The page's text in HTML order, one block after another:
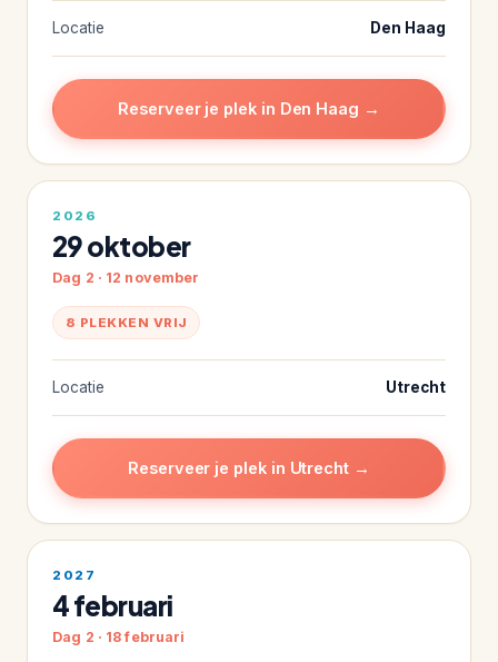
Locatie Den Haag
Reserveer je plek in Den Haag →
2026
29 oktober
Dag 2 · 12 november
8 PLEKKEN VRIJ
Locatie Utrecht
Reserveer je plek in Utrecht →
2027
4 februari
Dag 2 · 18 februari